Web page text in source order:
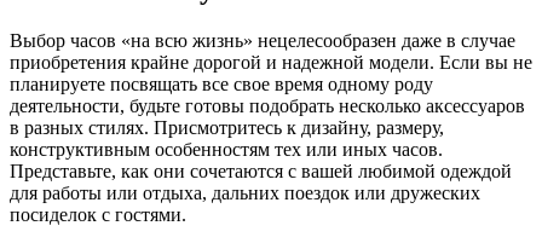
Выбор часов «на всю жизнь» нецелесообразен даже в случае
приобретения крайне дорогой и надежной модели. Если вы не
планируете посвящать все свое время одному роду
деятельности, будьте готовы подобрать несколько аксессуаров
в разных стилях. Присмотритесь к дизайну, размеру,
конструктивным особенностям тех или иных часов.
Представьте, как они сочетаются с вашей любимой одеждой
для работы или отдыха, дальних поездок или дружеских
посиделок с гостями.